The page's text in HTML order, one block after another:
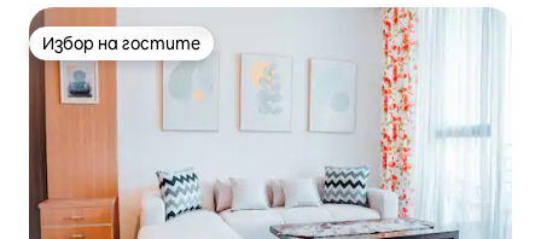
Избор на гостите
Избор на гостите